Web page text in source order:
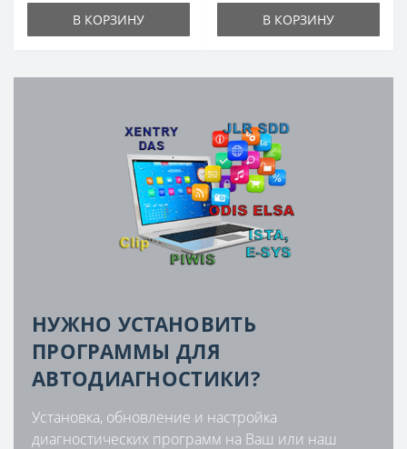
В КОРЗИНУ В КОРЗИНУ
НУЖНО УСТАНОВИТЬ
ПРОГРАММЫ ДЛЯ
АВТОДИАГНОСТИКИ?
Установка, обновление и настройка
диагностических программ на Ваш или наш